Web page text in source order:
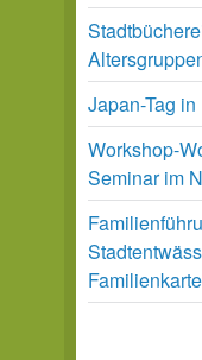
Japan-Tag
Workshop-
Seminar im
Familienkarte